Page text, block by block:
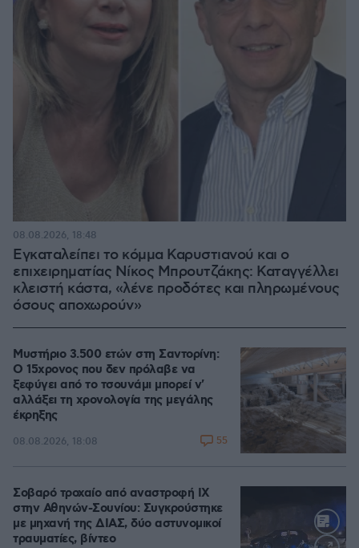
Εγκαταλείπει το κόμμα Καρυστιανού και ο
επιχειρηματίας Νίκος Μπρουτζάκης: Καταγγέλλει
κλειστή κάστα, «λένε προδότες και πληρωμένους
όσους αποχωρούν»
08.08.2026, 18:48
Μυστήριο 3.500 ετών στη Σαντορίνη:
Ο 15χρονος που δεν πρόλαβε να
ξεφύγει από το τσουνάμι μπορεί ν'
αλλάξει τη χρονολογία της μεγάλης
έκρηξης
08.08.2026, 18:08 55
Σοβαρό τροχαίο από αναστροφή ΙΧ
στην Αθηνών-Σουνίου: Συγκρούστηκε
με μηχανή της ΔΙΑΣ, δύο αστυνομικοί
τραυματίες, βίντεο